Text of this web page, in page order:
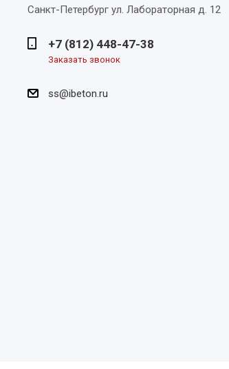
Санкт-Петербург ул. Лабораторная д. 12
+7 (812) 448-47-38
Заказать звонок
ss@ibeton.ru